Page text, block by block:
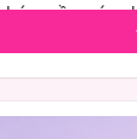
gồm các
sự thay đổi
hướng dẫn.